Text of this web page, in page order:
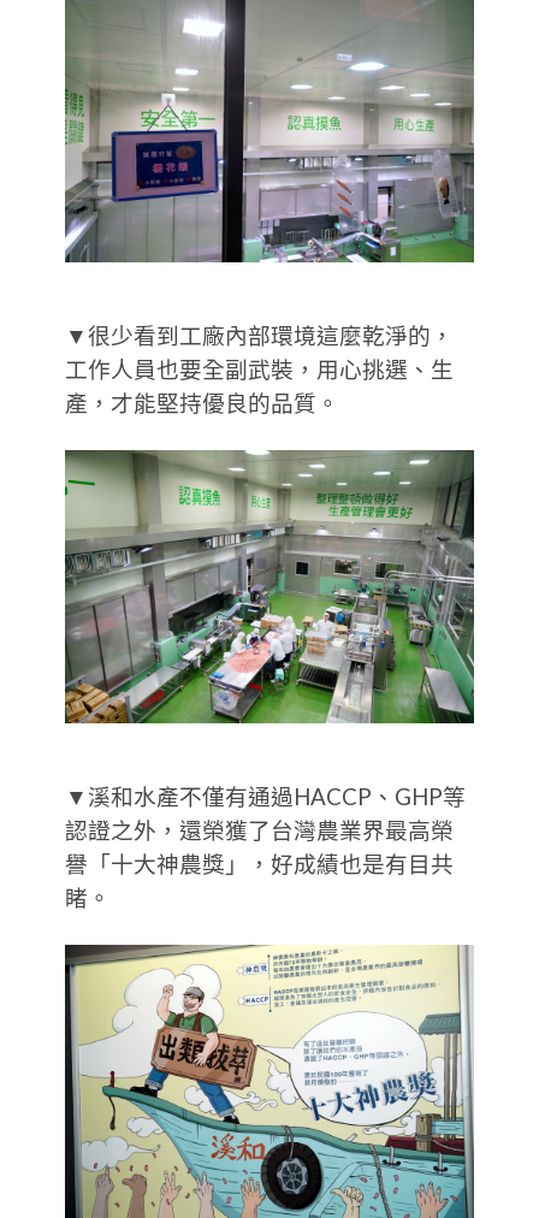
▼很少看到工廠內部環境這麼乾淨的，
工作人員也要全副武裝，用心挑選、生
產，才能堅持優良的品質。
▼溪和水產不僅有通過HACCP、GHP等
認證之外，還榮獲了台灣農業界最高榮
譽「十大神農獎」，好成績也是有目共
睹。